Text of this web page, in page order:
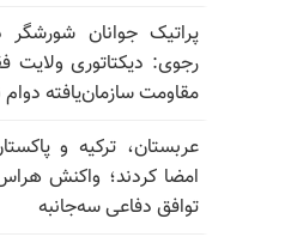
پراتیک جوانان
رجوی: دیکتاتوری ولایت
مقاومت سازمان‌یافته دوام
عربستان، ترکیه و
امضا کردند؛ واکنش
توافق دفاعی سه‌جانبه